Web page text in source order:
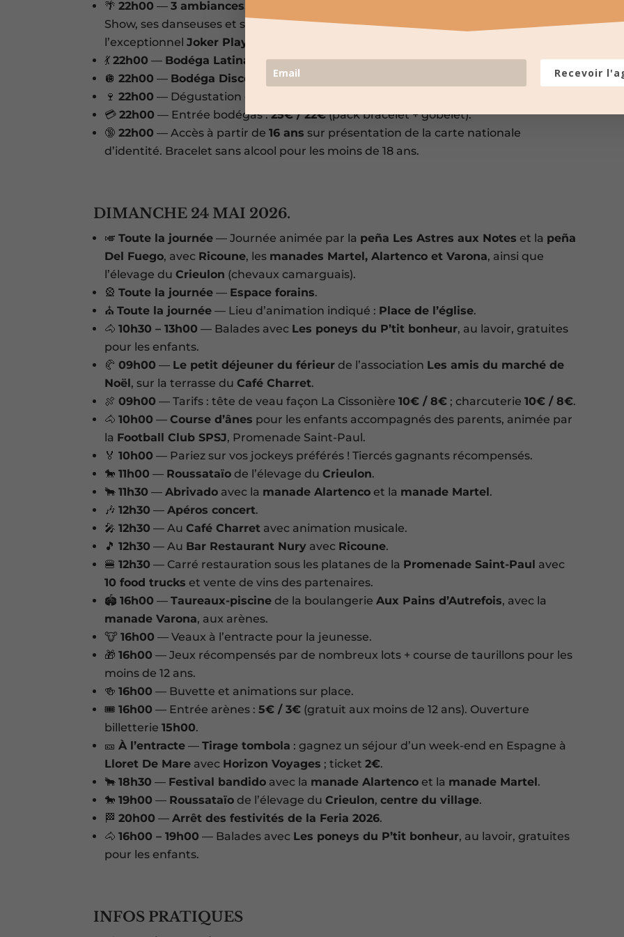
🌴22h00 —3 ambiances, un seul bracelet
Show, ses danseuses et ses animations, place du Château, avec la présence de
l’exceptionnelJoker Play
💃22h00 — Bodéga Latina
, ambiance Salsa Latino, au patio du Café Charret.
🪩22h00 — Bodéga Disco
, aux jardins de la salle des fêtes.
🍷22h00 — Dégustation des vins des partenaires viticoles. Consos à gogo.
💳22h00 — Entrée bodégas :25€ / 22€(pack bracelet + gobelet).
🔞22h00 — Accès à partir de16 ans sur présentation de la carte nationale
d’identité. Bracelet sans alcool pour les moins de 18 ans.
DIMANCHE 24 MAI 2026.
🎺Toute la journée — Journée animée par la peña Les Astres aux Notes et la peña
Del Fuego, avec Ricoune, les manades Martel, Alartenco et Varona, ainsi que
l’élevage duCrieulon (chevaux camarguais).
🎡Toute la journée — Espace forains.
⛪Toute la journée — Lieu d’animation indiqué : Place de l’église.
🐴10h30 – 13h00 — Balades avec Les poneys du P’tit bonheur, au lavoir, gratuites
pour les enfants.
🥐09h00 — Le petit déjeuner du férieur de l’association Les amis du marché de
Noël , sur la terrasse duCafé Charret.
🍖09h00 — Tarifs : tête de veau façon La Cissonière10€ / 8€ ; charcuterie10€ / 8€.
🐴10h00 —Course d’ânes pour les enfants accompagnés des parents, animée par
la Football Club SPSJ, Promenade Saint-Paul.
🏅10h00 — Pariez sur vos jockeys préférés ! Tiercés gagnants récompensés.
🐎11h00 — Roussataïo de l’élevage duCrieulon.
🐂11h30 —Abrivado avec la manade Alartenco et la manade Martel .
🎶12h30 —Apéros concert.
🎤12h30 — AuCafé Charret avec animation musicale.
🎵12h30 — Au Bar Restaurant Nury avec Ricoune.
🍔12h30 — Carré restauration sous les platanes de la Promenade Saint-Paul avec
10 food trucks et vente de vins des partenaires.
🏟️16h00 —Taureaux-piscine de la boulangerieAux Pains d’Autrefois, avec la
manade Varona, aux arènes.
🐮16h00 — Veaux à l’entracte pour la jeunesse.
🎁16h00 — Jeux récompensés par de nombreux lots + course de taurillons pour les
moins de 12 ans.
🍻16h00 — Buvette et animations sur place.
🎟️16h00 — Entrée arènes :5€ / 3€ (gratuit aux moins de 12 ans). Ouverture
billetterie15h00.
🎫À l’entracte —Tirage tombola : gagnez un séjour d’un week-end en Espagne à
Lloret De Mare avec Horizon Voyages ; ticket2€.
🐂18h30 — Festival bandido avec la manade Alartenco et la manade Martel .
🐎19h00 — Roussataïo de l’élevage duCrieulon,centre du village.
🏁20h00 —Arrêt des festivités de la Feria 2026.
🐴16h00 – 19h00 — Balades avec Les poneys du P’tit bonheur, au lavoir, gratuites
pour les enfants.
INFOS PRATIQUES
Recevoir